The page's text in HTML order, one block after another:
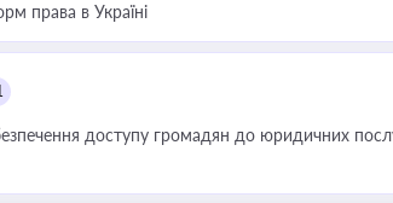
права в Україні
доступу громадян до юридичних